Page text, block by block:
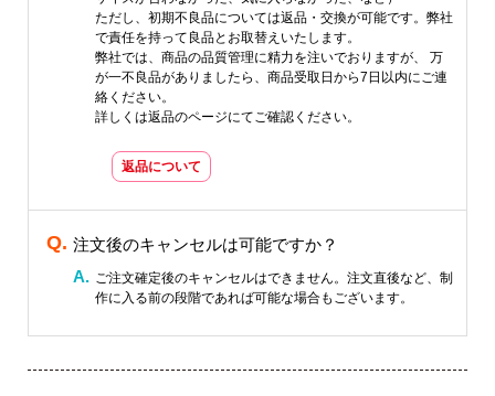
ただし、初期不良品については返品・交換が可能です。弊社
で責任を持って良品とお取替えいたします。
弊社では、商品の品質管理に精力を注いでおりますが、 万
が一不良品がありましたら、商品受取日から7日以内にご連
絡ください。
詳しくは返品のページにてご確認ください。
返品について
注文後のキャンセルは可能ですか？
ご注文確定後のキャンセルはできません。注文直後など、制
作に入る前の段階であれば可能な場合もございます。